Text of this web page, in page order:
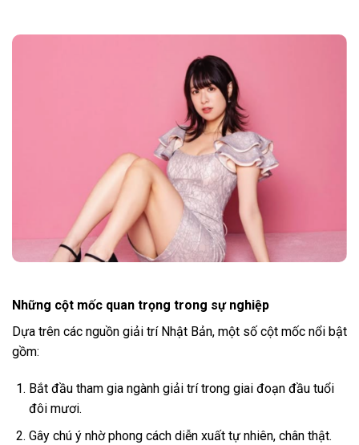
Những cột mốc quan trọng trong sự nghiệp
Dựa trên các nguồn giải trí Nhật Bản, một số cột mốc nổi bật
gồm:
Bắt đầu tham gia ngành giải trí trong giai đoạn đầu tuổi
đôi mươi.
Gây chú ý nhờ phong cách diễn xuất tự nhiên, chân thật.